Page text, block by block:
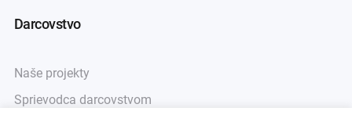
Darcovstvo
Naše projekty
Sprievodca darcovstvom